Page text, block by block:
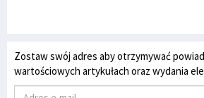
Zostaw swój adres aby otrzymywać
wartościowych artykułach oraz wydania